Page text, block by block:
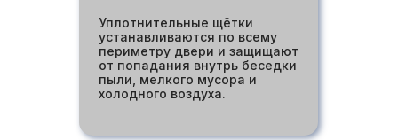
Уплотнительные щётки
устанавливаются по всему
периметру двери и защищают
от попадания внутрь беседки
пыли, мелкого мусора и
холодного воздуха.